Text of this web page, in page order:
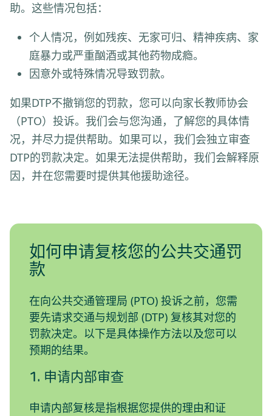
助。这些情况包括：
个人情况，例如残疾、无家可归、精神疾病、家
庭暴力或严重酗酒或其他药物成瘾。
因意外或特殊情况导致罚款。
如果DTP不撤销您的罚款，您可以向家长教师协会
（PTO）投诉。我们会与您沟通，了解您的具体情
况，并尽力提供帮助。如果可以，我们会独立审查
DTP的罚款决定。如果无法提供帮助，我们会解释原
因，并在您需要时提供其他援助途径。
如何申请复核您的公共交通罚
款
在向公共交通管理局 (PTO) 投诉之前，您需
要先请求交通与规划部 (DTP) 复核其对您的
罚款决定。以下是具体操作方法以及您可以
预期的结果。
1. 申请内部审查
申请内部复核是指根据您提供的理由和证